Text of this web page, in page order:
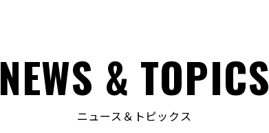
NEWS & TOPICS
ニュース＆トピックス